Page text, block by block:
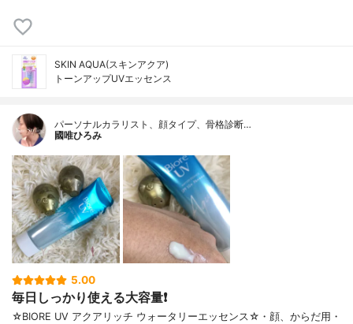
SKIN AQUA(スキンアクア)
トーンアップUVエッセンス
パーソナルカラリスト、顔タイプ、骨格診断…
國唯ひろみ
5.00
毎日しっかり使える大容量❗
☆BIORE UV アクアリッチ ウォータリーエッセンス☆・顔、からだ用・